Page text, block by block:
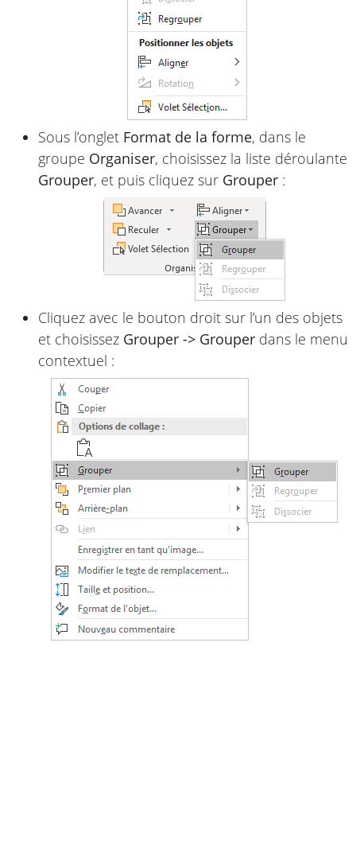
Sous l’onglet Format de la forme, dans le
groupe Organiser, choisissez la liste déroulante
Grouper, et puis cliquez sur Grouper :
Cliquez avec le bouton droit sur l’un des objets
et choisissez Grouper -> Grouper dans le menu
contextuel :